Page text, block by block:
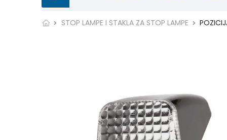
STOP LAMPE I STAKLA ZA STOP LAMPE